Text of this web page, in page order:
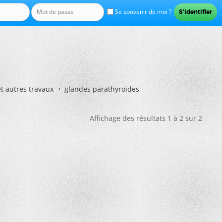
Se souvenir de moi ?
autres travaux glandes parathyroïdes
Affichage des résultats 1 à 2 sur 2